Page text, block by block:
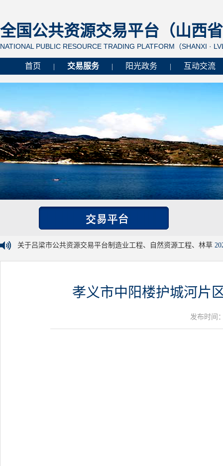
全国公共资源交易平台（山西
NATIONAL PUBLIC RESOURCE TRADING PLATFORM（SHANXI ·
首页 交易服务 阳光政务 互动交流
关于吕梁市公共资源交易平台制造业工程、自然资源工程、林草
孝义市中阳楼护城河片
发布时间